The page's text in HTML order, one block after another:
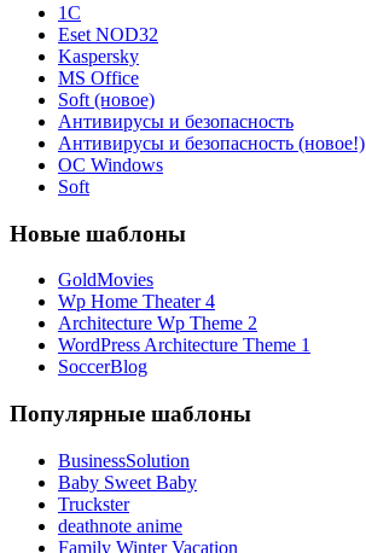
1С
Eset NOD32
Kaspersky
MS Office
Soft (новое)
Антивирусы и безопасность
Антивирусы и безопасность (новое!)
ОС Windows
Soft
Новые шаблоны
GoldMovies
Wp Home Theater 4
Architecture Wp Theme 2
WordPress Architecture Theme 1
SoccerBlog
Популярные шаблоны
BusinessSolution
Baby Sweet Baby
Truckster
deathnote anime
Family Winter Vacation